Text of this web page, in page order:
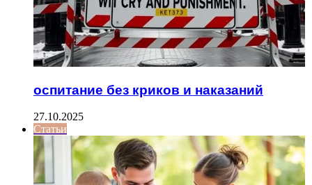
оспитание без криков и наказаний
27.10.2025
Статьи